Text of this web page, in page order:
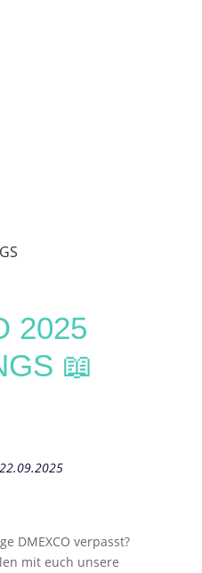
2025
📖
DMEXCO verpasst?
mit euch unsere